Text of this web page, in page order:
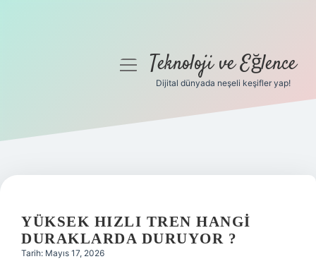
Gizlilik Politikası
Yasal Uyarı
menüyüTeknoloji ve Eğlence
Dijital dünyada neşeli keşifler yap!
YÜKSEK HIZLI TREN HANGI
DURAKLARDA DURUYOR ?
Tarih: Mayıs 17, 2026